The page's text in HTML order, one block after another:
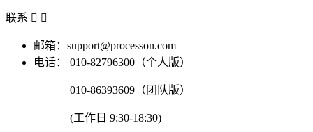
联系  
邮箱：support@processon.com
电话：
010-82796300（个人版）
010-86393609（团队版）
(工作日 9:30-18:30)